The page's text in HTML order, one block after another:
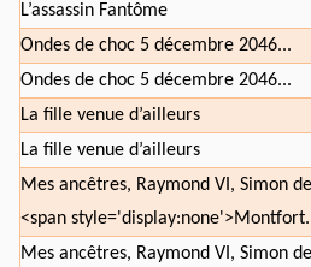
L’assassin Fantôme
Ondes de choc 5 décembre 2046...
Ondes de choc 5 décembre 2046...
La fille venue d’ailleurs
La fille venue d’ailleurs
Mes ancêtres, Raymond VI, Simon de
<span
Mes ancêtres, Raymond VI, Simon de